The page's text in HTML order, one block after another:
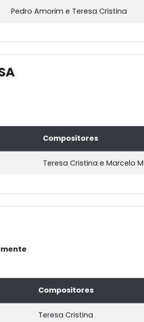
Pedro Amorim e Teresa Cristina
Compositores
Teresa Cristina e Marcelo
Compositores
Teresa Cristina